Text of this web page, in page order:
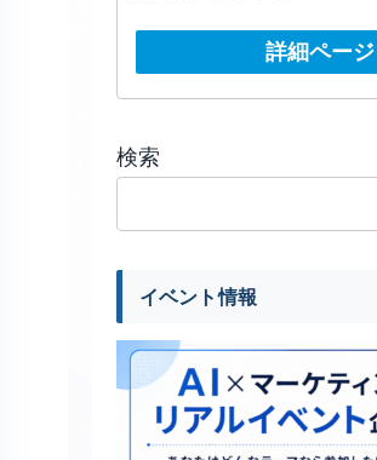
詳細ページ
検索
イベント情報